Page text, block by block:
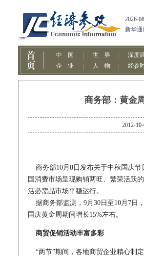
商务部：黄金
2012-
商务部10月8日发布关于中秋国庆节
国消费市场呈现购销两旺、繁荣活跃
活必需品市场平稳运行。
据商务部监测，9月30日至10月7日
国庆黄金周期间增长15%左右。
商贸促销活动丰富多彩
“两节”期间，各地商贸企业精心制